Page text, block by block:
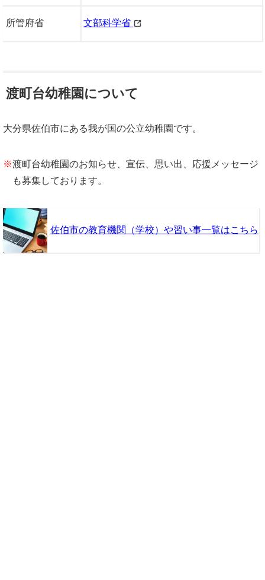
所管府省 文部科学省
渡町台幼稚園について
大分県佐伯市にある我が国の公立幼稚園です。
※渡町台幼稚園のお知らせ、宣伝、思い出、応援メッセージ
も募集しております。
佐伯市の教育機関（学校）や習い事一覧はこちら